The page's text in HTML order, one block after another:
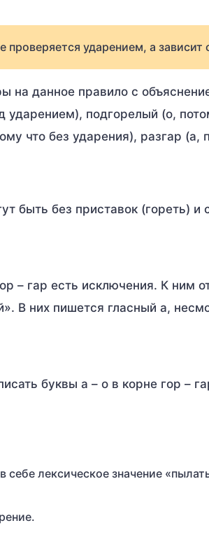
проверяется ударением, а зависит
на данное правило с
ударением), подгорелый (о,
что без ударения), разгар (а,
быть без приставок (гореть) и
– гар есть исключения. К ним
В них пишется гласный а,
буквы а – о в корне гор –
себе лексическое значение